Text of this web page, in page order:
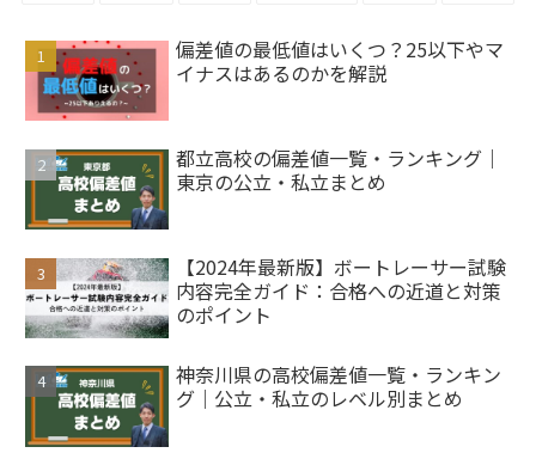
偏差値の最低値はいくつ？25以下やマ
イナスはあるのかを解説
都立高校の偏差値一覧・ランキング｜
東京の公立・私立まとめ
【2024年最新版】ボートレーサー試験
内容完全ガイド：合格への近道と対策
のポイント
神奈川県の高校偏差値一覧・ランキン
グ｜公立・私立のレベル別まとめ